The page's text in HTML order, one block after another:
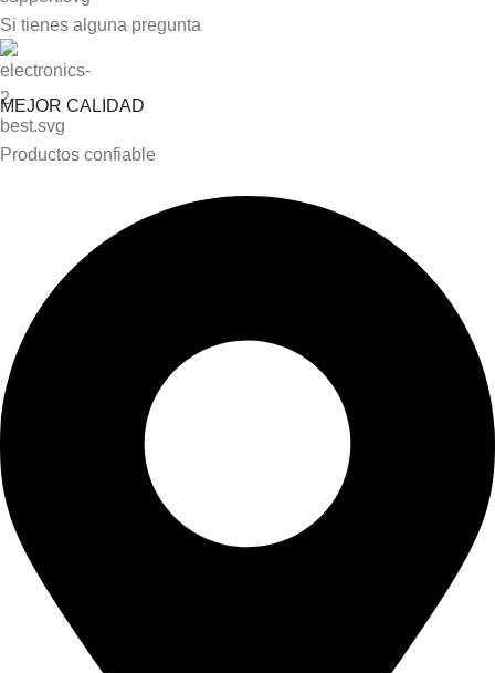
Si tienes alguna pregunta
MEJOR CALIDAD
Productos confiable